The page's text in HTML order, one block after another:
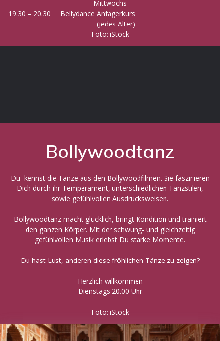
Mittwochs
19.30 – 20.30 Bellydance Anfägerkurs
(jedes Alter)
Foto: iStock
Bollywoodtanz
Du kennst die Tänze aus den Bollywoodfilmen. Sie faszinieren
Dich durch ihr Temperament, unterschiedlichen Tanzstilen,
sowie gefühlvollen Ausdrucksweisen.
Bollywoodtanz macht glücklich, bringt Kondition und trainiert
den ganzen Körper. Mit der schwung- und gleichzeitig
gefühlvollen Musik erlebst Du starke Momente.
Du hast Lust, anderen diese fröhlichen Tänze zu zeigen?
Herzlich willkommen
Dienstags 20.00 Uhr
Foto: iStock